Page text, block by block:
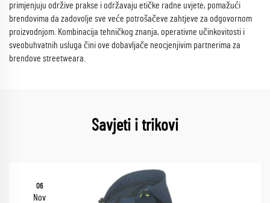
primjenjuju održive prakse i održavaju etičke radne uvjete, pomažući
brendovima da zadovolje sve veće potrošačeve zahtjeve za odgovornom
proizvodnjom. Kombinacija tehničkog znanja, operativne učinkovitosti i
sveobuhvatnih usluga čini ove dobavljače neocjenjivim partnerima za
brendove streetweara.
Savjeti i trikovi
06
Nov